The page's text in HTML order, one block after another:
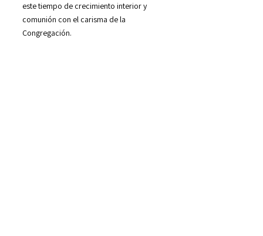
este tiempo de crecimiento interior y
comunión con el carisma de la
Congregación.